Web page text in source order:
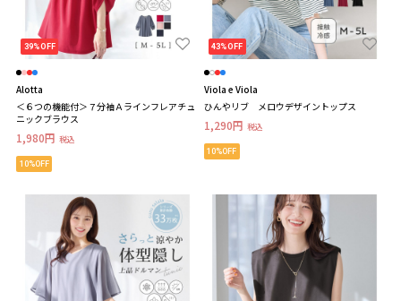
39%OFF
Alotta
＜６つの機能付＞７分袖Ａラインフレアチュ
ニックブラウス
1,980円 税込
10%OFF
43%OFF
Viola e Viola
ひんやリブ メロウデザイントップス
1,290円 税込
10%OFF